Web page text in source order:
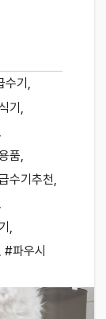
기 ,
기 ,
,
품,
수기추천,
,
,
, #파우시